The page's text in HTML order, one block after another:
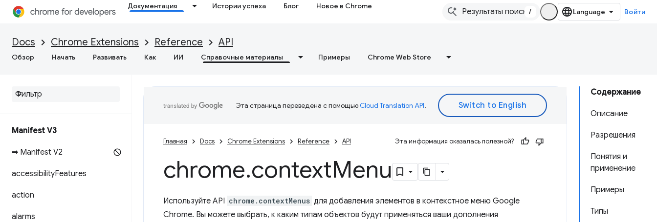
Документация Истории успеха Блог Новое в Chrome
/ Войти
Docs Chrome Extensions Reference API
Обзор Начать Развивать Как ИИ Справочные материалы Примеры Chrome Web Store
Manifest V3
➡ Manifest V2
accessibilityFeatures
action
alarms
Содержание
Описание
Разрешения
Понятия и
применение
Примеры
Типы
Эта страница переведена с помощьюCloud Translation API.
Главная Docs Chrome Extensions Reference API Эта информация оказалась полезной?
chrome.contextMenu
Используйте API chrome.contextMenus для добавления элементов в контекстное меню Google
Chrome. Вы можете выбрать, к каким типам объектов будут применяться ваши дополнения